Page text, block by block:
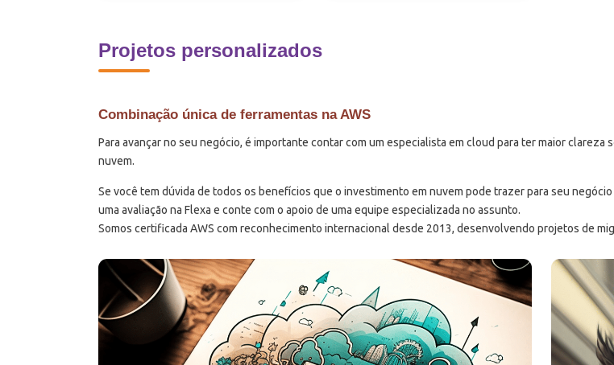
Projetos personalizados
Combinação única de ferramentas na AWS
Para avançar no seu negócio, é importante contar com um especialista em cloud para ter maior
nuvem.
Se você tem dúvida de todos os benefícios que o investimento em nuvem pode trazer para seu
uma avaliação na Flexa e conte com o apoio de uma equipe especializada no assunto.
Somos certificada AWS com reconhecimento internacional desde 2013, desenvolvendo projetos de